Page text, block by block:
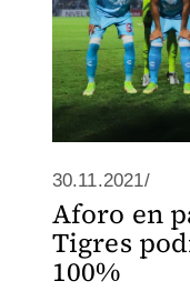
30.11.2021/
Aforo en
Tigres
100%